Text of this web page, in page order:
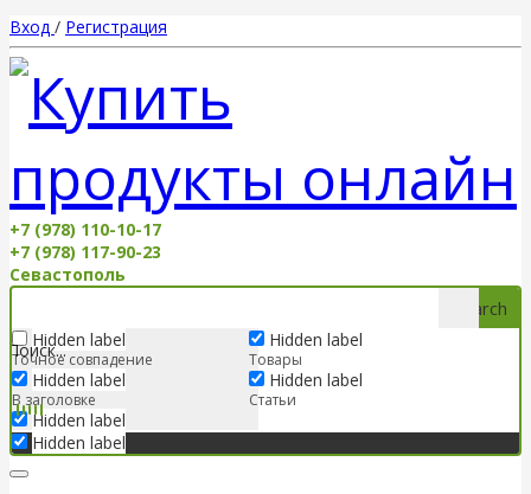
Вход / Регистрация
+7 (978) 110-10-17
+7 (978) 117-90-23
Севастополь
Search
Hidden label
Точное совпадение
Hidden label
В заголовке
Hidden label
Hidden label
Hidden label
Товары
Hidden label
Статьи